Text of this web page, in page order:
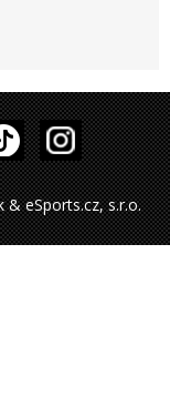
eSports.cz, s.r.o.